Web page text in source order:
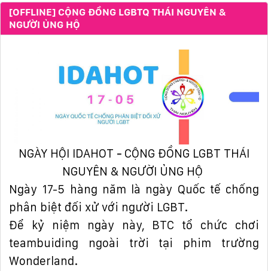
[OFFLINE] CỘNG ĐỒNG LGBTQ THÁI NGUYÊN &
NGƯỜI ỦNG HỘ
NGÀY HỘI IDAHOT - CỘNG ĐỒNG LGBT THÁI
NGUYÊN & NGƯỜI ỦNG HỘ
Ngày 17-5 hàng năm là ngày Quốc tế chống
phân biệt đối xử với người LGBT.
Để kỷ niệm ngày này, BTC tổ chức chơi
teambuiding ngoài trời tại phim trường
Wonderland.